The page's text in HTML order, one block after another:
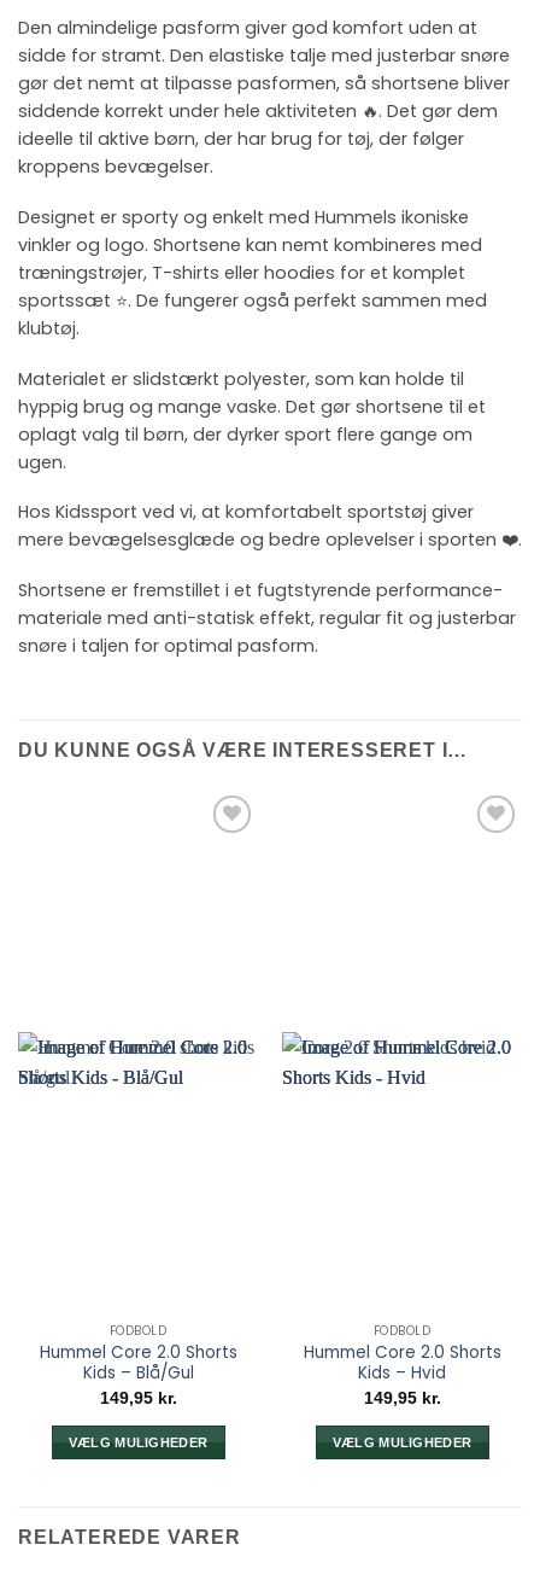
Den almindelige pasform giver god komfort uden at
sidde for stramt. Den elastiske talje med justerbar snøre
gør det nemt at tilpasse pasformen, så shortsene bliver
siddende korrekt under hele aktiviteten 🔥. Det gør dem
ideelle til aktive børn, der har brug for tøj, der følger
kroppens bevægelser.
Designet er sporty og enkelt med Hummels ikoniske
vinkler og logo. Shortsene kan nemt kombineres med
træningstrøjer, T-shirts eller hoodies for et komplet
sportssæt ⭐. De fungerer også perfekt sammen med
klubtøj.
Materialet er slidstærkt polyester, som kan holde til
hyppig brug og mange vaske. Det gør shortsene til et
oplagt valg til børn, der dyrker sport flere gange om
ugen.
Hos Kidssport ved vi, at komfortabelt sportstøj giver
mere bevægelsesglæde og bedre oplevelser i sporten ❤️.
Shortsene er fremstillet i et fugtstyrende performance-
materiale med anti-statisk effekt, regular fit og justerbar
snøre i taljen for optimal pasform.
DU KUNNE OGSÅ VÆRE INTERESSERET I…
FODBOLD
Hummel Core 2.0 Shorts
Kids – Blå/Gul
149,95 kr.
VÆLG MULIGHEDER
flere
FODBOLD
Hummel Core 2.0 Shorts
Kids – Hvid
149,95 kr.
VÆLG MULIGHEDER
RELATEREDE VARER